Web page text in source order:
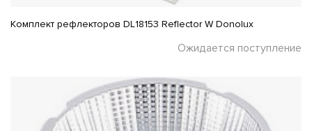
Комплект рефлекторов DL18153 Reflector W Donolux
Ожидается поступление